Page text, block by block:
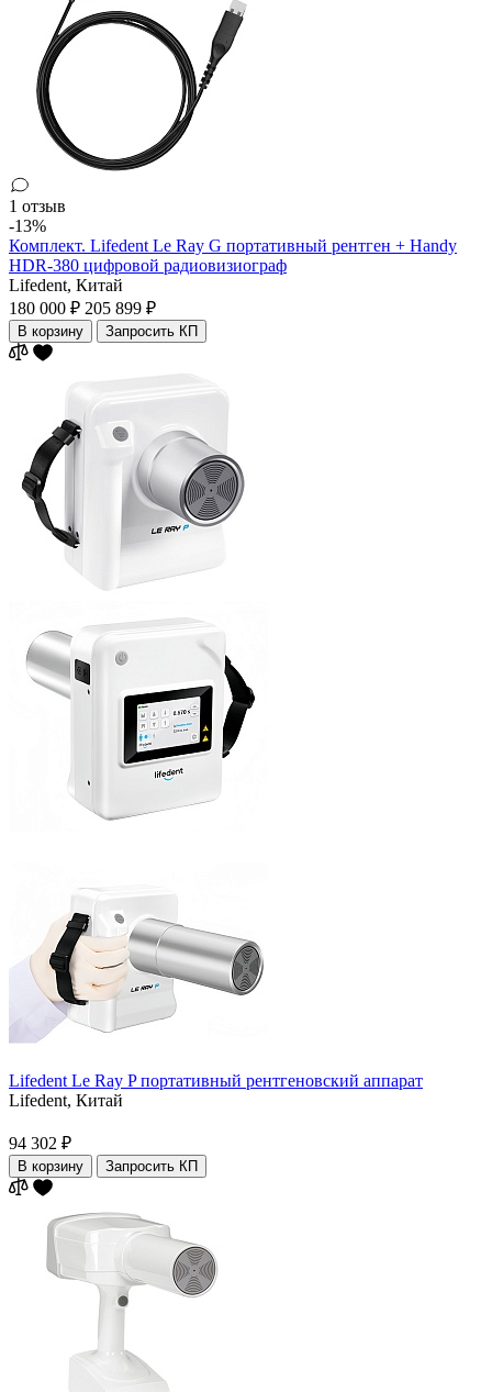
1 отзыв
-13%
Комплект. Lifedent Le Ray G портативный рентген + Handy
HDR-380 цифровой радиовизиограф
Lifedent, Китай
180 000 ₽ 205 899 ₽
В корзину Запросить КП
Lifedent Le Ray P портативный рентгеновский аппарат
Lifedent, Китай
94 302 ₽
В корзину Запросить КП